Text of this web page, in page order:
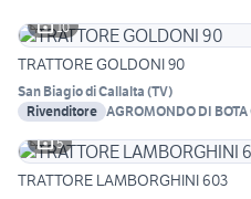
10
TRATTORE GOLDONI 90
San Biagio di Callalta (TV)
Rivenditore AGROMONDO DI BOTA
5
TRATTORE LAMBORGHINI 603